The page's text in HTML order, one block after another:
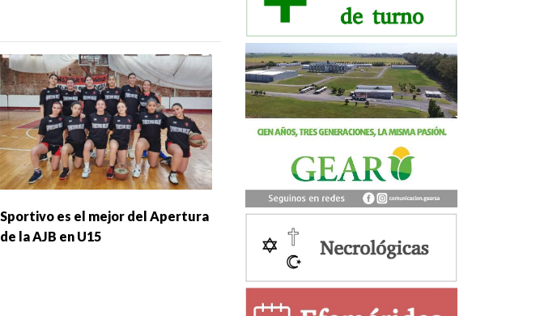
Sportivo es el mejor del Apertura
de la AJB en U15